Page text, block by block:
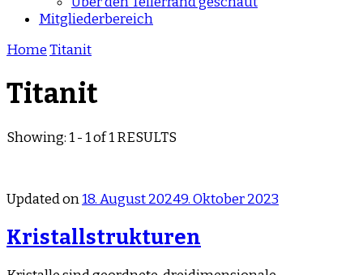
Mitgliederbereich
HomeTitanit
Titanit
Showing: 1 - 1 of 1 RESULTS
Updated on18. August 20249. Oktober 2023
Kristallstrukturen